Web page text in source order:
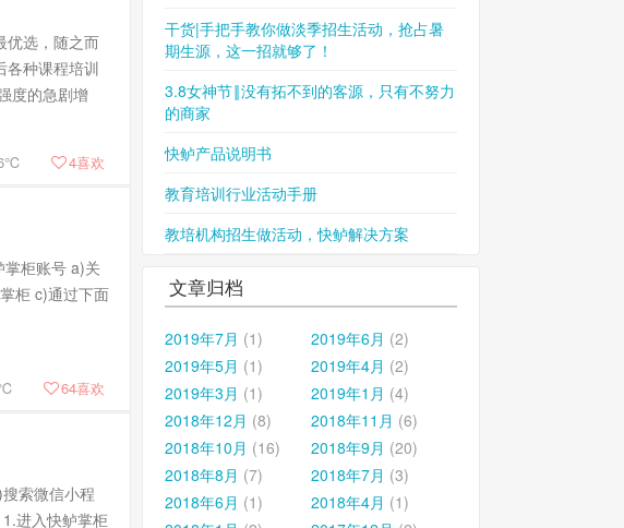
优选，随之而
各种课程培训
度的急剧增
4喜欢
柜账号 a)关
柜 c)通过下面
64喜欢
索微信小程
进入快鲈掌柜
干货|手把手教你做淡季招生活动，抢占暑
期生源，这一招就够了！
3.8女神节‖没有拓不到的客源，只有不努力
的商家
快鲈产品说明书
教育培训行业活动手册
教培机构招生做活动，快鲈解决方案
文章归档
2019年7月 (1) 2019年6月 (2)
2019年5月 (1) 2019年4月 (2)
2019年3月 (1) 2019年1月 (4)
2018年12月 (8) 2018年11月 (6)
2018年10月 (16) 2018年9月 (20)
2018年8月 (7) 2018年7月 (3)
2018年6月 (1) 2018年4月 (1)